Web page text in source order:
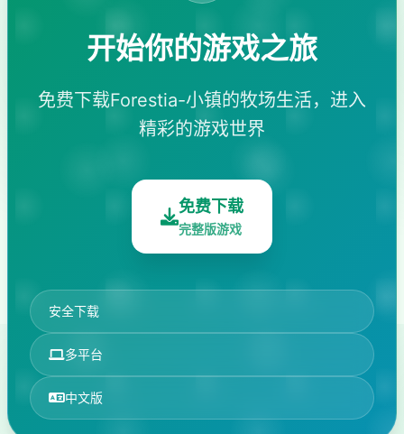
开始你的游戏之旅
免费下载Forestia-小镇的牧场生活，进入
精彩的游戏世界
免费下载
完整版游戏
安全下载
多平台
中文版